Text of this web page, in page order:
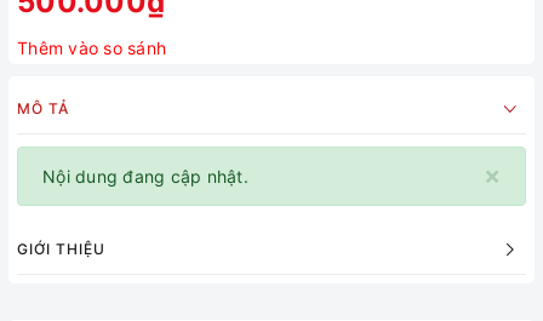
Thêm vào so sánh
MÔ TẢ
×
Nội dung đang cập nhật.
GIỚI THIỆU